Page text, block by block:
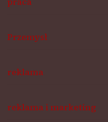
Przemysł
reklama
reklama i marketing